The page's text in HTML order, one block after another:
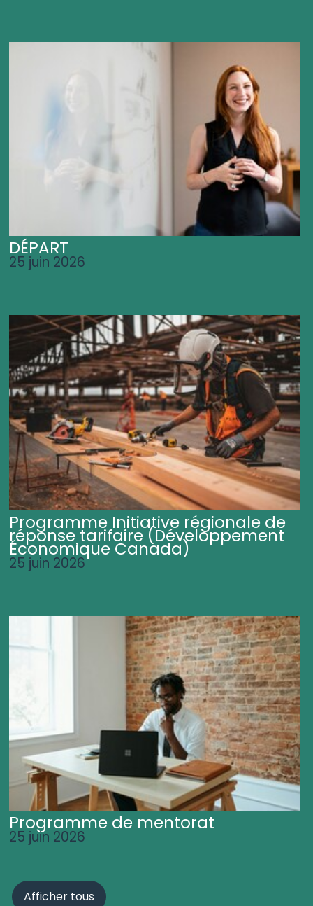
DÉPART
25 juin 2026
Programme Initiative régionale de
réponse tarifaire (Développement
Économique Canada)
25 juin 2026
Programme de mentorat
25 juin 2026
Afficher tous